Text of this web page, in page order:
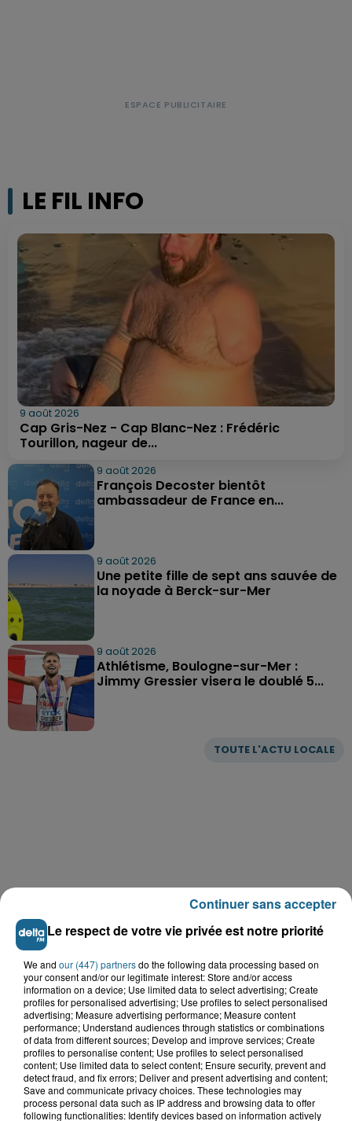
LE FIL INFO
TOUTE L'ACTU LOCALE
9 août 2026
Cap Gris-Nez - Cap Blanc-Nez : Frédéric
Tourillon, nageur de...
9 août 2026
François Decoster bientôt
ambassadeur de France en...
9 août 2026
Une petite fille de sept ans sauvée de
la noyade à Berck-sur-Mer
9 août 2026
Athlétisme, Boulogne-sur-Mer :
Jimmy Gressier visera le doublé 5...
LE TOP DE L'ACTU
Le respect de votre vie privée est notre priorité
We and our (447) partnersdo the following data processing based on
your consent and/or our legitimate interest: Store and/or access
information on a device; Use limited data to select advertising; Create
profiles for personalised advertising; Use profiles to select personalised
advertising; Measure advertising performance; Measure content
performance; Understand audiences through statistics or combinations
of data from different sources; Develop and improve services; Create
profiles to personalise content; Use profiles to select personalised
content; Use limited data to select content; Ensure security, prevent and
detect fraud, and fix errors; Deliver and present advertising and content;
Save and communicate privacy choices. These technologies may
process personal data such as IP address and browsing data to offer
following functionalities: Identify devices based on information actively
Continuer sans accepter